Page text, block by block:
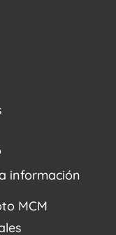
/ MEMORIA)
información
MCM